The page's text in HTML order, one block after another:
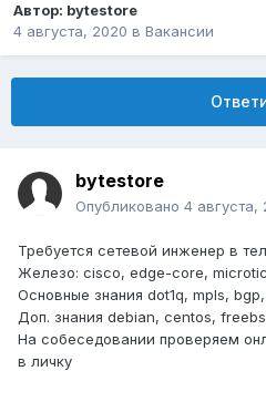
Автор: bytestore
4 августа, 2020 в Вакансии
bytestore
Опубликовано 4 августа,
Требуется сетевой инженер в
Железо: cisco, edge-core,
Основные знания dot1q, mpls,
Доп. знания debian, centos,
На собеседовании проверяем
в личку